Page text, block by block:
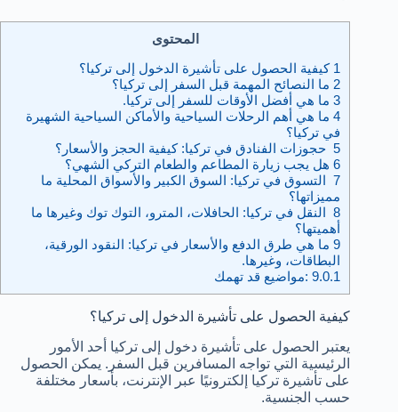
المحتوى
1 كيفية الحصول على تأشيرة الدخول إلى تركيا؟
2 ما النصائح المهمة قبل السفر إلى تركيا؟
3ما هي أفضل الأوقات للسفر إلى تركيا.
4ما هي أهم الرحلات السياحية والأماكن السياحية الشهيرة
في تركيا؟
5حجوزات الفنادق في تركيا: كيفية الحجز والأسعار؟
6هل يجب زيارة المطاعم والطعام التركي الشهي؟
7التسوق في تركيا: السوق الكبير والأسواق المحلية ما
مميزاتها؟
8النقل في تركيا: الحافلات، المترو، التوك توك وغيرها ما
أهميتها؟
9ما هي طرق الدفع والأسعار في تركيا: النقود الورقية،
البطاقات، وغيرها.
9.0.1:مواضيع قد تهمك
كيفية الحصول على تأشيرة الدخول إلى تركيا؟
يعتبر الحصول على تأشيرة دخول إلى تركيا أحد الأمور
الرئيسية التي تواجه المسافرين قبل السفر. يمكن الحصول
على تأشيرة تركيا إلكترونيًا عبر الإنترنت، بأسعار مختلفة
حسب الجنسية.